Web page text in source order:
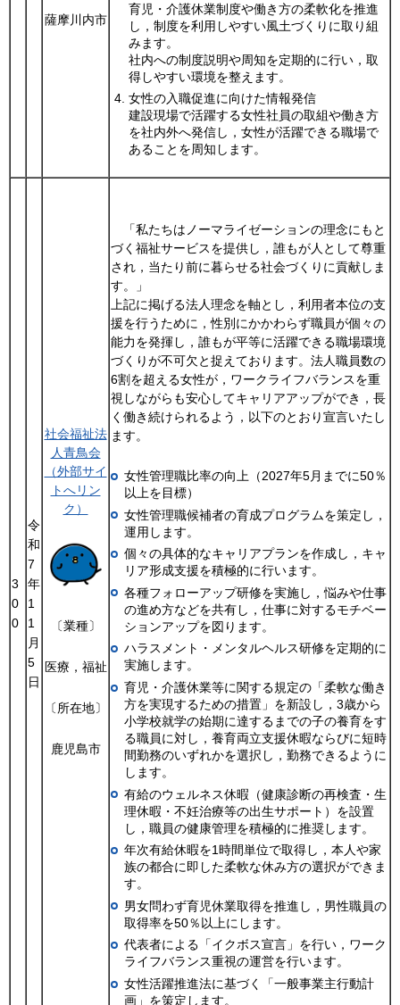
薩摩川内市
育児・介護休業制度や働き方の柔軟化を推進
し，制度を利用しやすい風土づくりに取り組
みます。
社内への制度説明や周知を定期的に行い，取
得しやすい環境を整えます。
女性の入職促進に向けた情報発信
建設現場で活躍する女性社員の取組や働き方
を社内外へ発信し，女性が活躍できる職場で
あることを周知します。
3
0
0
令
和
7
年
1
1
月
5
日
社会福祉法
人青鳥会
（外部サイ
トへリン
ク）
〔業種〕
医療，福祉
〔所在地〕
鹿児島市
「私たちはノーマライゼーションの理念にもと
づく福祉サービスを提供し，誰もが人として尊重
され，当たり前に暮らせる社会づくりに貢献しま
す。」
上記に掲げる法人理念を軸とし，利用者本位の支
援を行うために，性別にかかわらず職員が個々の
能力を発揮し，誰もが平等に活躍できる職場環境
づくりが不可欠と捉えております。法人職員数の
6割を超える女性が，ワークライフバランスを重
視しながらも安心してキャリアアップができ，長
く働き続けられるよう，以下のとおり宣言いたし
ます。
女性管理職比率の向上（2027年5月までに50％
以上を目標）
女性管理職候補者の育成プログラムを策定し，
運用します。
個々の具体的なキャリアプランを作成し，キャ
リア形成支援を積極的に行います。
各種フォローアップ研修を実施し，悩みや仕事
の進め方などを共有し，仕事に対するモチベー
ションアップを図ります。
ハラスメント・メンタルヘルス研修を定期的に
実施します。
育児・介護休業等に関する規定の「柔軟な働き
方を実現するための措置」を新設し，3歳から
小学校就学の始期に達するまでの子の養育をす
る職員に対し，養育両立支援休暇ならびに短時
間勤務のいずれかを選択し，勤務できるように
します。
有給のウェルネス休暇（健康診断の再検査・生
理休暇・不妊治療等の出生サポート）を設置
し，職員の健康管理を積極的に推奨します。
年次有給休暇を1時間単位で取得し，本人や家
族の都合に即した柔軟な休み方の選択ができま
す。
男女問わず育児休業取得を推進し，男性職員の
取得率を50％以上にします。
代表者による「イクボス宣言」を行い，ワーク
ライフバランス重視の運営を行います。
女性活躍推進法に基づく「一般事業主行動計
画」を策定します。